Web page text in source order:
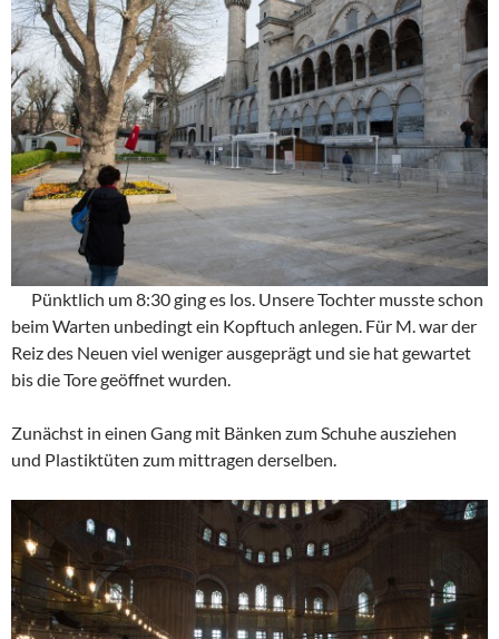
Pünktlich um 8:30 ging es los. Unsere Tochter musste schon
beim Warten unbedingt ein Kopftuch anlegen. Für M. war der
Reiz des Neuen viel weniger ausgeprägt und sie hat gewartet
bis die Tore geöffnet wurden.
Zunächst in einen Gang mit Bänken zum Schuhe ausziehen
und Plastiktüten zum mittragen derselben.